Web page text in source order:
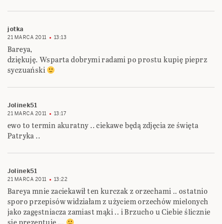
jotka
21 MARCA 2011 13:13
Bareya,
dziękuję. Wsparta dobrymi radami po prostu kupię pieprz
syczuański
Jolinek51
21 MARCA 2011 13:17
ewo to termin akuratny .. ciekawe będą zdjęcia ze święta
Patryka ..
Jolinek51
21 MARCA 2011 13:22
Bareya mnie zaciekawił ten kurczak z orzechami .. ostatnio
sporo przepisów widziałam z użyciem orzechów mielonych
jako zagęstniacza zamiast mąki .. i Brzucho u Ciebie ślicznie